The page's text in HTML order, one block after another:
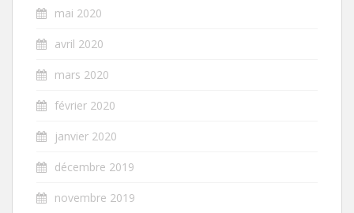
mai 2020
avril 2020
mars 2020
février 2020
janvier 2020
décembre 2019
novembre 2019